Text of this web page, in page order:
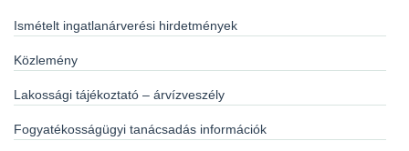
Ismételt ingatlanárverési hirdetmények
Közlemény
Lakossági tájékoztató – árvízveszély
Fogyatékosságügyi tanácsadás információk